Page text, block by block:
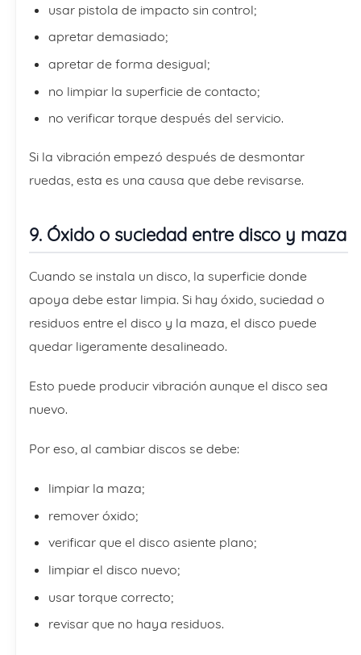
usar pistola de impacto sin control;
apretar demasiado;
apretar de forma desigual;
no limpiar la superficie de contacto;
no verificar torque después del servicio.
Si la vibración empezó después de desmontar
ruedas, esta es una causa que debe revisarse.
9. Óxido o suciedad entre disco y maza
Cuando se instala un disco, la superficie donde
apoya debe estar limpia. Si hay óxido, suciedad o
residuos entre el disco y la maza, el disco puede
quedar ligeramente desalineado.
Esto puede producir vibración aunque el disco sea
nuevo.
Por eso, al cambiar discos se debe:
limpiar la maza;
remover óxido;
verificar que el disco asiente plano;
limpiar el disco nuevo;
usar torque correcto;
revisar que no haya residuos.